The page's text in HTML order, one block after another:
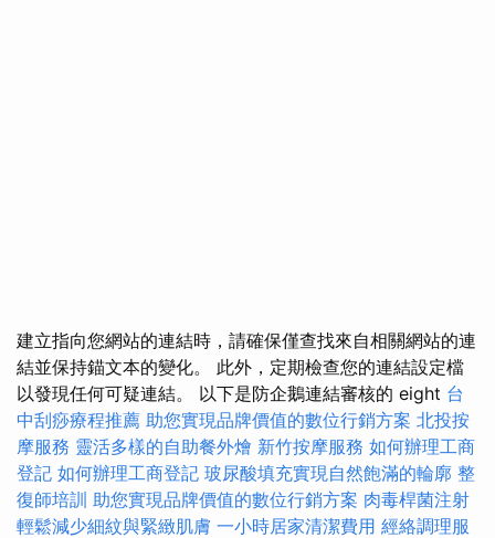
建立指向您網站的連結時，請確保僅查找來自相關網站的連
結並保持錨文本的變化。 此外，定期檢查您的連結設定檔
以發現任何可疑連結。 以下是防企鵝連結審核的 eight 台
中刮痧療程推薦 助您實現品牌價值的數位行銷方案 北投按
摩服務 靈活多樣的自助餐外燴 新竹按摩服務 如何辦理工商
登記 如何辦理工商登記 玻尿酸填充實現自然飽滿的輪廓 整
復師培訓 助您實現品牌價值的數位行銷方案 肉毒桿菌注射
輕鬆減少細紋與緊緻肌膚 一小時居家清潔費用 經絡調理服